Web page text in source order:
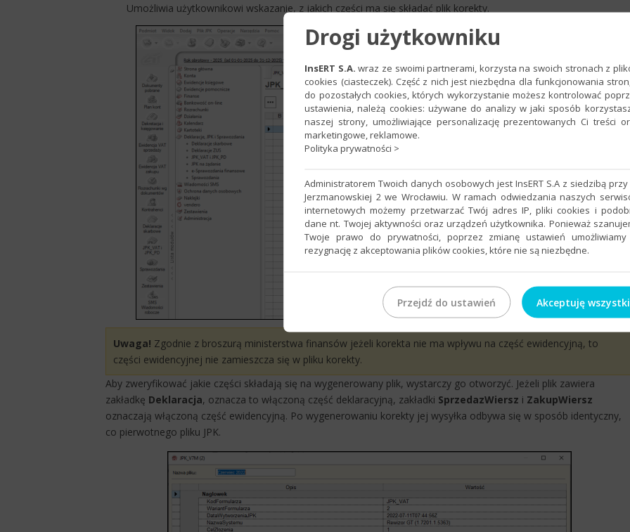
Umożliwia użytkownikowi wskazanie, z jakich części ma się składać plik korekty.
​Uwaga! Zgodnie z broszurą ministerstwa finansów jeżeli korekta nie ma wpływu na część ewidencyjną, to
części ewidencyjnej nie zamieszcza się w pliku korekty.
Aby zweryfikować jakie części składają się na wygenerowany plik, wystarczy go otworzyć. Jeżeli plik zawiera
zakładkę Deklaracja, oznacza to włączoną część deklaracyjną, zakładki SprzedazWiersz i ZakupWiersz
oznaczają włączoną część ewidencyjną. Po wygenerowaniu korekty jej wysyłka odbywa się w sposób identyczny,
co pierwotnego pliku JPK.
Drogi użytkowniku
InsERT S.A. wraz ze swoimi partnerami, korzysta na swoich stronach z
cookies (ciasteczek). Część z nich jest niezbędna dla funkcjonowania
do pozostałych cookies, których wykorzystanie możesz kontrolować
ustawienia, należą cookies: używane do analizy w jaki sposób
naszej strony, umożliwiające personalizację prezentowanych Ci treści
marketingowe, reklamowe.
Polityka prywatności >
Administratorem Twoich danych osobowych jest InsERT S.A z siedzibą przy
Jerzmanowskiej 2 we Wrocławiu. W ramach odwiedzania naszych
internetowych możemy przetwarzać Twój adres IP, pliki cookies i
dane nt. Twojej aktywności oraz urządzeń użytkownika. Ponieważ
Twoje prawo do prywatności, poprzez zmianę ustawień umożliwiamy
rezygnację z akceptowania plików cookies, które nie są niezbędne.
Przejdź do ustawień Akceptuję